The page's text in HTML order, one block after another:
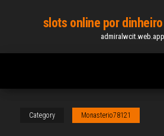
content
slots online por
admiralwcit.web.app
Category Monasterio78121